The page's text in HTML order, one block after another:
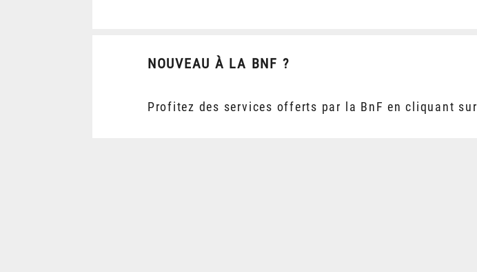
NOUVEAU À LA BNF ?
Profitez des services offerts par la BnF en cliquant sur